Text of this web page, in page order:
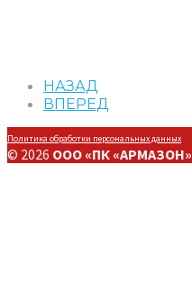
НАЗАД
ВПЕРЕД
Политика обработки персональных данных
© 2026 ООО «ПК «АРМАЗОН»